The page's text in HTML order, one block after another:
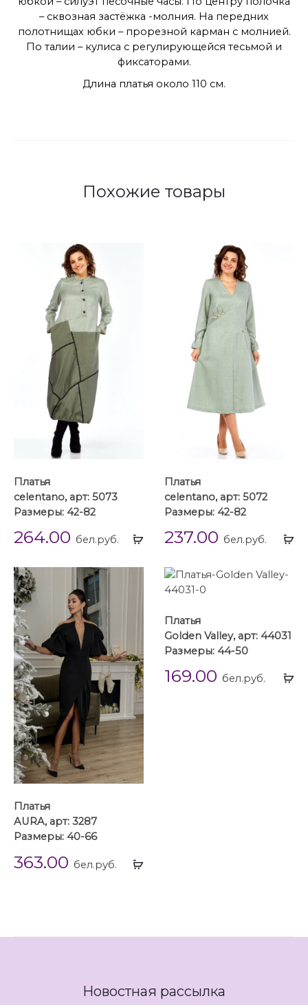
– сквозная застёжка -молния. На передних
полотнищах юбки – прорезной карман с молнией.
По талии – кулиса с регулирующейся тесьмой и
фиксаторами.
Длина платья около 110 см.
Похожие товары
Выбрать
Платья
celentano, арт: 5073
Размеры: 42-82
264.00 бел.руб.
Платья
celentano, арт: 5072
Размеры: 42-82
237.00 бел.руб.
Выбрать
Платья
AURA, арт: 3287
Размеры: 40-66
363.00 бел.руб.
Платья
Golden Valley, арт: 44031
Размеры: 44-50
169.00 бел.руб.
Новостная рассылка